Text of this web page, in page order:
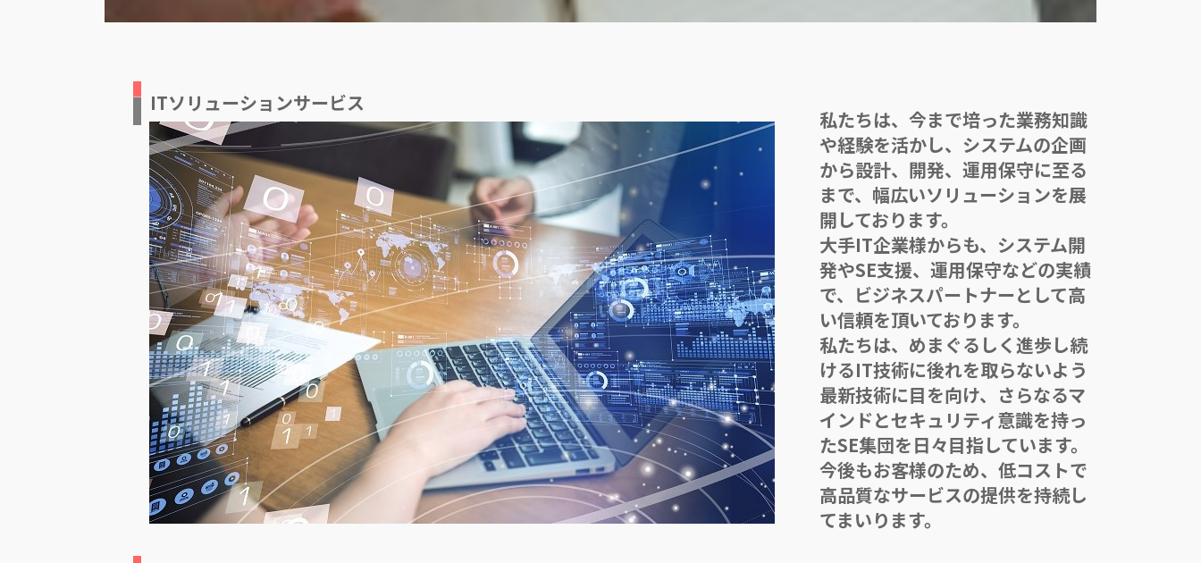
ITソリューションサービス
私たちは、今まで培った業務知識
や経験を活かし、システムの企画
から設計、開発、運用保守に至る
まで、幅広いソリューションを展
開しております。
大手IT企業様からも、システム開
発やSE支援、運用保守などの実績
で、ビジネスパートナーとして高
い信頼を頂いております。
私たちは、めまぐるしく進歩し続
けるIT技術に後れを取らないよう
最新技術に目を向け、さらなるマ
インドとセキュリティ意識を持っ
たSE集団を日々目指しています。
今後もお客様のため、低コストで
高品質なサービスの提供を持続し
てまいります。